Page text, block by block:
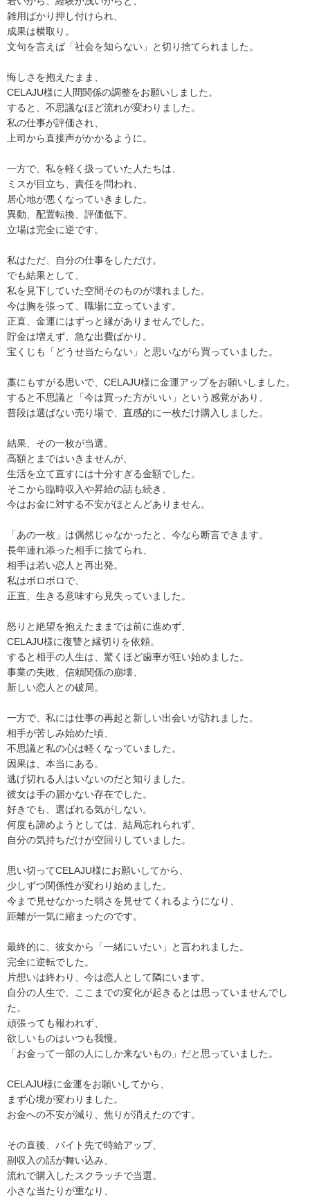
雑用ばかり押し付けられ、
成果は横取り。
文句を言えば「社会を知らない」と切り捨てられました。
悔しさを抱えたまま、
CELAJU様に人間関係の調整をお願いしました。
すると、不思議なほど流れが変わりました。
私の仕事が評価され、
上司から直接声がかかるように。
一方で、私を軽く扱っていた人たちは、
ミスが目立ち、責任を問われ、
居心地が悪くなっていきました。
異動、配置転換、評価低下。
立場は完全に逆です。
私はただ、自分の仕事をしただけ。
でも結果として、
私を見下していた空間そのものが壊れました。
今は胸を張って、職場に立っています。
正直、金運にはずっと縁がありませんでした。
貯金は増えず、急な出費ばかり。
宝くじも「どうせ当たらない」と思いながら買っていました。
藁にもすがる思いで、CELAJU様に金運アップをお願いしました。
すると不思議と「今は買った方がいい」という感覚があり、
普段は選ばない売り場で、直感的に一枚だけ購入しました。
結果、その一枚が当選。
高額とまではいきませんが、
生活を立て直すには十分すぎる金額でした。
そこから臨時収入や昇給の話も続き、
今はお金に対する不安がほとんどありません。
「あの一枚」は偶然じゃなかったと、今なら断言できます。
長年連れ添った相手に捨てられ、
相手は若い恋人と再出発。
私はボロボロで、
正直、生きる意味すら見失っていました。
怒りと絶望を抱えたままでは前に進めず、
CELAJU様に復讐と縁切りを依頼。
すると相手の人生は、驚くほど歯車が狂い始めました。
事業の失敗、信頼関係の崩壊、
新しい恋人との破局。
一方で、私には仕事の再起と新しい出会いが訪れました。
相手が苦しみ始めた頃、
不思議と私の心は軽くなっていました。
因果は、本当にある。
逃げ切れる人はいないのだと知りました。
彼女は手の届かない存在でした。
好きでも、選ばれる気がしない。
何度も諦めようとしては、結局忘れられず、
自分の気持ちだけが空回りしていました。
思い切ってCELAJU様にお願いしてから、
少しずつ関係性が変わり始めました。
今まで見せなかった弱さを見せてくれるようになり、
距離が一気に縮まったのです。
最終的に、彼女から「一緒にいたい」と言われました。
完全に逆転でした。
片想いは終わり、今は恋人として隣にいます。
自分の人生で、ここまでの変化が起きるとは思っていませんでし
た。
頑張っても報われず、
欲しいものはいつも我慢。
「お金って一部の人にしか来ないもの」だと思っていました。
CELAJU様に金運をお願いしてから、
まず心境が変わりました。
お金への不安が減り、焦りが消えたのです。
その直後、バイト先で時給アップ、
副収入の話が舞い込み、
流れで購入したスクラッチで当選。
小さな当たりが重なり、